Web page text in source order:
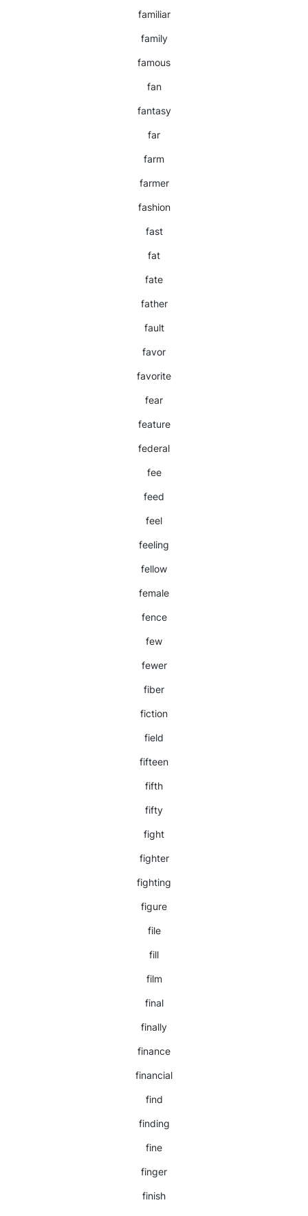
familiar
family
famous
fan
fantasy
far
farm
farmer
fashion
fast
fat
fate
father
fault
favor
favorite
fear
feature
federal
fee
feed
feel
feeling
fellow
female
fence
few
fewer
fiber
fiction
field
fifteen
fifth
fifty
fight
fighter
fighting
figure
file
fill
film
final
finally
finance
financial
find
finding
fine
finger
finish